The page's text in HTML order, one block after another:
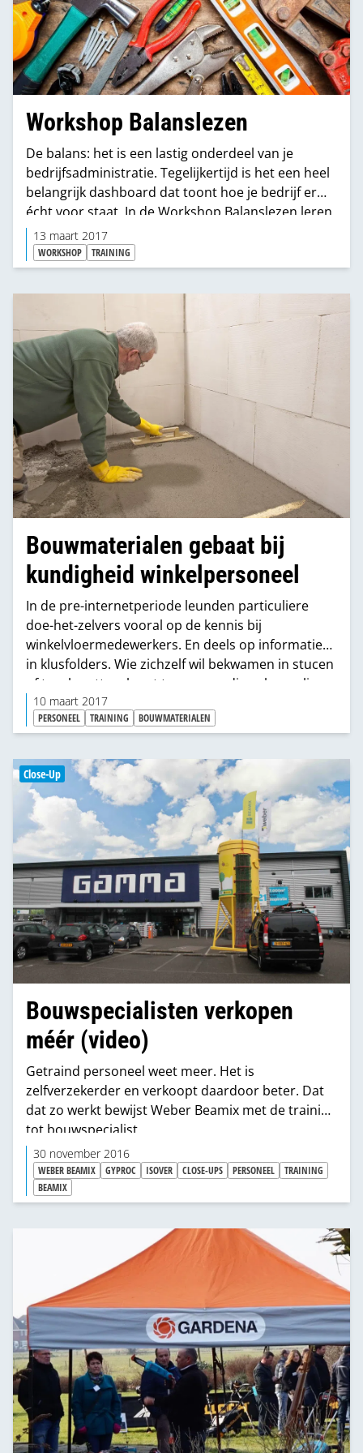
Workshop Balanslezen
De balans: het is een lastig onderdeel van je
bedrijfsadministratie. Tegelijkertijd is het een heel
belangrijk dashboard dat toont hoe je bedrijf er
écht voor staat. In de Workshop Balanslezen leren
de experts van Marshoek je in één avond hoe die
balans werkt. Lekker praktisch en effectief.
13 maart 2017
WORKSHOP TRAINING
Bouwmaterialen gebaat bij
kundigheid winkelpersoneel
In de pre-internetperiode leunden particuliere
doe-het-zelvers vooral op de kennis bij
winkelvloermedewerkers. En deels op informatie
in klusfolders. Wie zichzelf wil bekwamen in stucen
of tegels zetten, komt tegenwoordig volop online
aan zijn trekken. De zoekterm ‘zelf stucen’ levert
op YouTube bijna 2.000 hits op. De
daarmee onherroepelijk veranderd. Niet iedereen
denkt hetzelfde over de uitkomst daarvan.
10 maart 2017
PERSONEEL TRAINING BOUWMATERIALEN
Close-Up
Bouwspecialisten verkopen
méér (video)
Getraind personeel weet meer. Het is
zelfverzekerder en verkoopt daardoor beter. Dat
dat zo werkt bewijst Weber Beamix met de training
tot bouwspecialist.
30 november 2016
WEBER BEAMIX GYPROC ISOVER CLOSE-UPS PERSONEEL
TRAINING
BEAMIX